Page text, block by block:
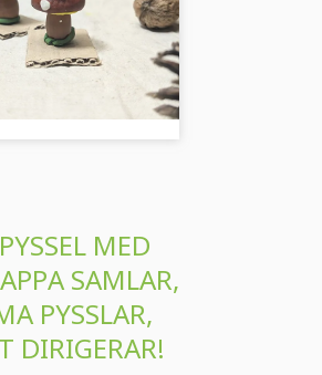
svampar av
enkel höstpysselidé
främjar kreativitet
MED
SAMLAR,
PYSSLAR,
DIRIGERAR!